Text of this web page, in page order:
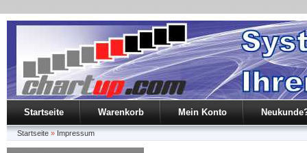
Startseite Warenkorb Mein Konto
Startseite » Impressum